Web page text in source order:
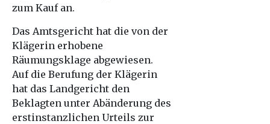
zum Kauf an.
Das Amtsgericht hat die von der
Klägerin erhobene
Räumungsklage abgewiesen.
Auf die Berufung der Klägerin
hat das Landgericht den
Beklagten unter Abänderung des
erstinstanzlichen Urteils zur